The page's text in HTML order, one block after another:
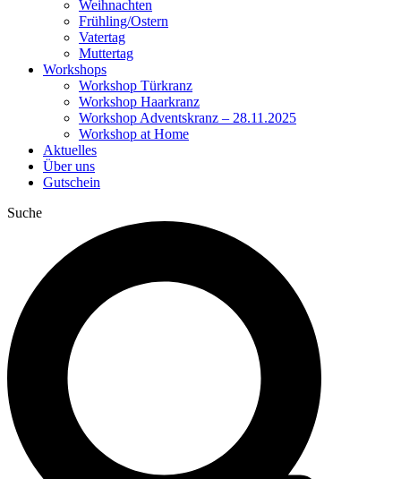
Weihnachten
Frühling/Ostern
Vatertag
Muttertag
Workshops
Workshop Türkranz
Workshop Haarkranz
Workshop Adventskranz – 28.11.2025
Workshop at Home
Aktuelles
Über uns
Gutschein
Suche